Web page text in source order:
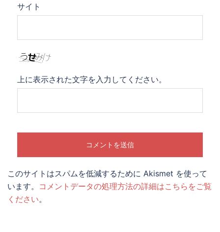
サイト
上に表示された文字を入力してください。
このサイトはスパムを低減するために Akismet を使って
います。 コメントデータの処理方法の詳細はこちらをご覧
ください。